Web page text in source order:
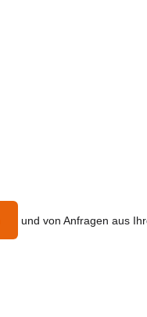
und von Anfragen aus